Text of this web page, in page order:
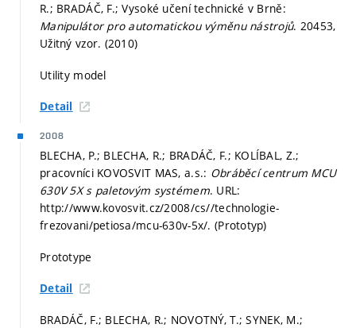
R.; BRADÁČ, F.; Vysoké učení technické v Brně:
Manipulátor pro automatickou výměnu nástrojů. 20453,
Užitný vzor. (2010)
Utility model
Detail
2008
BLECHA, P.; BLECHA, R.; BRADÁČ, F.; KOLÍBAL, Z.;
pracovníci KOVOSVIT MAS, a.s.: Obráběcí centrum MCU
630V 5X s paletovým systémem. URL:
http://www.kovosvit.cz/2008/cs//technologie-
frezovani/petiosa/mcu-630v-5x/. (Prototyp)
Prototype
Detail
BRADÁČ, F.; BLECHA, R.; NOVOTNÝ, T.; SYNEK, M.;